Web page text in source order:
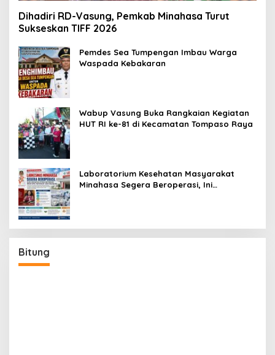
Dihadiri RD-Vasung, Pemkab Minahasa Turut
Sukseskan TIFF 2026
Pemdes Sea Tumpengan Imbau Warga
Waspada Kebakaran
Wabup Vasung Buka Rangkaian Kegiatan
HUT RI ke-81 di Kecamatan Tompaso Raya
Laboratorium Kesehatan Masyarakat
Minahasa Segera Beroperasi, Ini
Bitung